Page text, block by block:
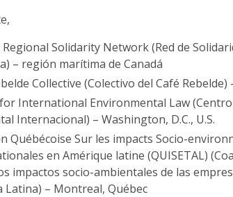
Solidarity Network (Red de
– región marítima de Canadá
Collective (Colectivo del Café Rebelde)
International Environmental Law
Internacional) – Washington, D.C., U.S.
Québécoise Sur les impacts Socio-
en Amérique latine (QUISETAL)
impactos socio-ambientales de las
Latina) – Montreal, Québec